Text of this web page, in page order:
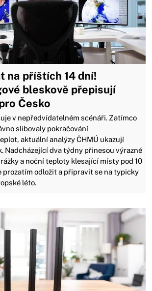
na příštích 14 dní!
bleskově přepisují
Česko
v nepředvídatelném scénáři. Zatímco
slibovaly pokračování
aktuální analýzy ČHMÚ ukazují
Nadcházející dva týdny přinesou výrazné
a noční teploty klesající místy pod 10
prozatím odložit a připravit se na typicky
léto.